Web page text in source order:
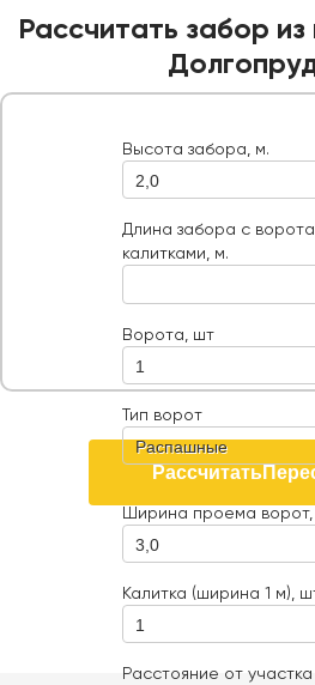
Рассчитать забор
Высота забора, м.
2,0
Длина забора с
калитками, м.
Ворота, шт
1
Тип ворот
Распашные
Ширина проема ворот,
3,0
Калитка (ширина 1 м),
1
Расстояние от
Длина забора с воротами и
Рассчитать